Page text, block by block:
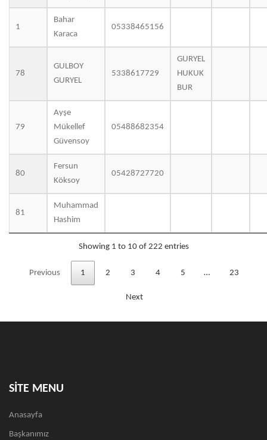
1
Bahar
Karaca
05338465156
78
GULBOY
GURYEL
5338617729
GURYEL
HUKUK
BUR
79
Ayşe
Mükellef
Güvensoy
05488682354
80
Fersun
Köksoy
05428727720
81
Muhammad
Hashim
Showing 1 to 10 of 222 entries
Previous 1 2 3 4 5 … 23
Next
SİTE MENU
Anasayfa
Başkanımız